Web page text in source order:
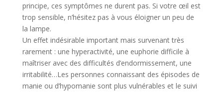
principe, ces symptômes ne durent pas. Si votre œil est
trop sensible, n’hésitez pas à vous éloigner un peu de
la lampe.
Un effet indésirable important mais survenant très
rarement : une hyperactivité, une euphorie difficile à
maîtriser avec des difficultés d’endormissement, une
irritabilité…Les personnes connaissant des épisodes de
manie ou d’hypomanie sont plus vulnérables et le suivi